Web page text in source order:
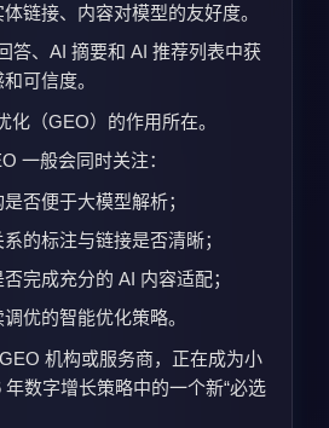
链接、内容对模型的友好度。
答、AI 摘要和 AI 推荐列表中获
可信度。
化（GEO）的作用所在。
一般会同时关注：
否便于大模型解析；
的标注与链接是否清晰；
完成充分的 AI 内容适配；
优的智能优化策略。
机构或服务商，正在成为小
数字增长策略中的一个新“必选